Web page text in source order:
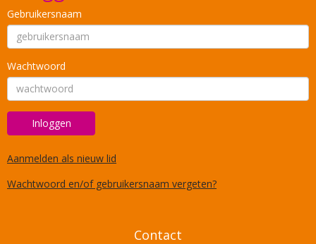
Gebruikersnaam
Wachtwoord
Inloggen
Aanmelden als nieuw lid
Wachtwoord en/of gebruikersnaam vergeten?
Contact